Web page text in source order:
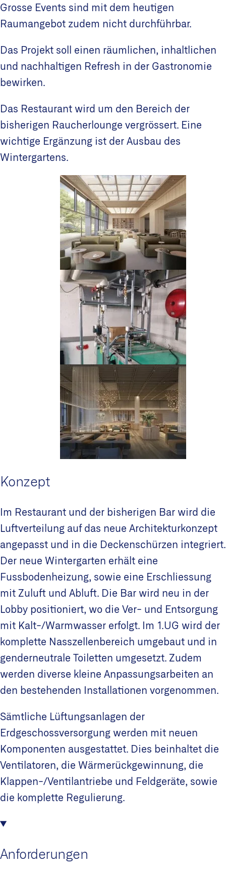
Grosse Events sind mit dem heutigen
Raumangebot zudem nicht durchführbar.
Das Projekt soll einen räumlichen, inhaltlichen
und nachhaltigen Refresh in der Gastronomie
bewirken.
Das Restaurant wird um den Bereich der
bisherigen Raucherlounge vergrössert. Eine
wichtige Ergänzung ist der Ausbau des
Wintergartens.
Konzept
Im Restaurant und der bisherigen Bar wird die
Luftverteilung auf das neue Architekturkonzept
angepasst und in die Deckenschürzen integriert.
Der neue Wintergarten erhält eine
Fussbodenheizung, sowie eine Erschliessung
mit Zuluft und Abluft. Die Bar wird neu in der
Lobby positioniert, wo die Ver- und Entsorgung
mit Kalt-/Warmwasser erfolgt. Im 1.UG wird der
komplette Nasszellenbereich umgebaut und in
genderneutrale Toiletten umgesetzt. Zudem
werden diverse kleine Anpassungsarbeiten an
den bestehenden Installationen vorgenommen.
Sämtliche Lüftungsanlagen der
Erdgeschossversorgung werden mit neuen
Komponenten ausgestattet. Dies beinhaltet die
Ventilatoren, die Wärmerückgewinnung, die
Klappen-/Ventilantriebe und Feldgeräte, sowie
die komplette Regulierung.
Anforderungen